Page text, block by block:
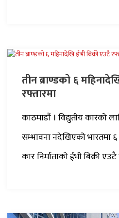
तीन ब्राण्डको ६
रफ्तारमा
काठमाडौं । विद्युतीय कारको
सम्भावना नदेखिएको भारतमा
कार निर्माताको ईभी बिक्री